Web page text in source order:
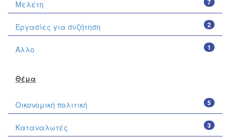
7
Μελέτη
2
Εργασίες για συζήτηση
1
Άλλο
Θέμα
5
Οικονομική πολιτική
3
Καταναλωτές